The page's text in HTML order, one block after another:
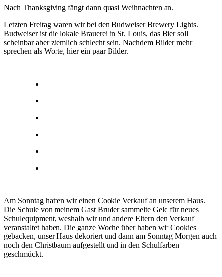
Nach Thanksgiving fängt dann quasi Weihnachten an.
Letzten Freitag waren wir bei den Budweiser Brewery Lights.
Budweiser ist die lokale Brauerei in St. Louis, das Bier soll
scheinbar aber ziemlich schlecht sein. Nachdem Bilder mehr
sprechen als Worte, hier ein paar Bilder.
Am Sonntag hatten wir einen Cookie Verkauf an unserem Haus.
Die Schule von meinem Gast Bruder sammelte Geld für neues
Schulequipment, weshalb wir und andere Eltern den Verkauf
veranstaltet haben. Die ganze Woche über haben wir Cookies
gebacken, unser Haus dekoriert und dann am Sonntag Morgen auch
noch den Christbaum aufgestellt und in den Schulfarben
geschmückt.